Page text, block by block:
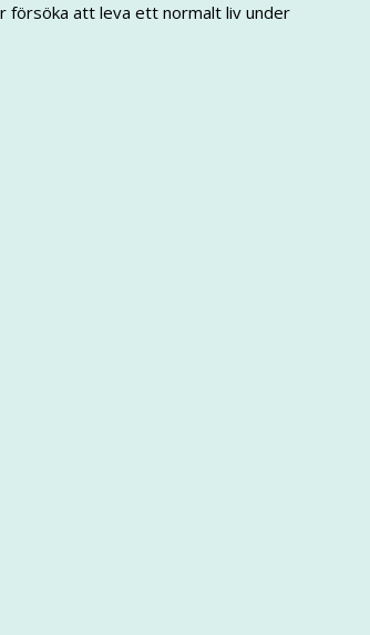
försöka att leva ett normalt liv under